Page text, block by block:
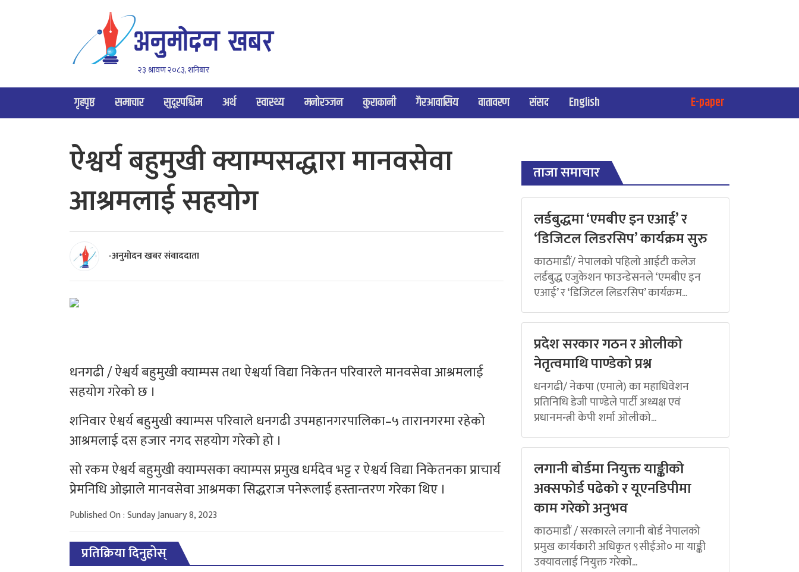
२३ श्रावण २०८३, शनिबार
गृहपृष्ठ समाचार सुदूरपश्चिम अर्थ स्वास्थ्य मनोरञ्जन कुराकानी गैरआवासिय वातावरण संसद English E-paper
ऐश्वर्य बहुमुखी क्याम्पसद्धारा मानवसेवा
आश्रमलाई सहयोग
-अनुमोदन खबर संवाददाता
धनगढी / ऐश्वर्य बहुमुखी क्याम्पस तथा ऐश्वर्या विद्या निकेतन परिवारले मानवसेवा आश्रमलाई
सहयोग गरेको छ ।
शनिवार ऐश्वर्य बहुमुखी क्याम्पस परिवाले धनगढी उपमहानगरपालिका–५ तारानगरमा रहेको
आश्रमलाई दस हजार नगद सहयोग गरेको हो ।
सो रकम ऐश्वर्य बहुमुखी क्याम्पसका क्याम्पस प्रमुख धर्मदेव भट्ट र ऐश्वर्य विद्या निकेतनका प्राचार्य
प्रेमनिधि ओझाले मानवसेवा आश्रमका सिद्धराज पनेरूलाई हस्तान्तरण गरेका थिए ।
Published On : Sunday January 8, 2023
प्रतिक्रिया दिनुहोस्
ताजा समाचार
लर्डबुद्धमा ‘एमबीए इन एआई’ र
‘डिजिटल लिडरसिप’ कार्यक्रम सुरु
काठमाडौं/ नेपालको पहिलो आईटी कलेज
लर्डबुद्ध एजुकेशन फाउन्डेसनले ‘एमबीए इन
एआई’ र ‘डिजिटल लिडरसिप’ कार्यक्रम...
प्रदेश सरकार गठन र ओलीको
नेतृत्वमाथि पाण्डेको प्रश्न
धनगढी/ नेकपा (एमाले) का महाधिवेशन
प्रतिनिधि डेजी पाण्डेले पार्टी अध्यक्ष एवं
प्रधानमन्त्री केपी शर्मा ओलीको...
लगानी बोर्डमा नियुक्त याङ्कीको
अक्सफोर्ड पढेको र यूएनडिपीमा
काम गरेको अनुभव
काठमाडौं / सरकारले लगानी बोर्ड नेपालको
प्रमुख कार्यकारी अधिकृत ९सीईओ० मा याङ्की
उक्यावलाई नियुक्त गरेको...